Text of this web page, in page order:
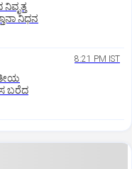
ನಿಧನ
8:21 PM IST
ಬರೆದ